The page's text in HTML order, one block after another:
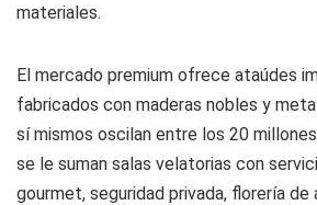
materiales.
El mercado premium ofrece ataúdes
fabricados con maderas nobles y
sí mismos oscilan entre los 20
se le suman salas velatorias con
gourmet, seguridad privada, florería de